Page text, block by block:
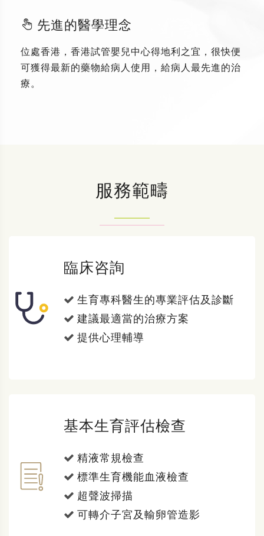
先進的醫學理念
位處香港，香港試管嬰兒中心得地利之宜，很快便
可獲得最新的藥物給病人使用，給病人最先進的治
療。
服務範疇
臨床咨詢
生育專科醫生的專業評估及診斷
建議最適當的治療方案
提供心理輔導
基本生育評估檢查
精液常規檢查
標準生育機能血液檢查
超聲波掃描
可轉介子宮及輸卵管造影